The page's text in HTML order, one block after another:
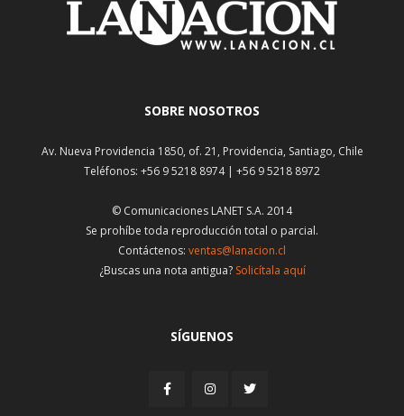
SOBRE NOSOTROS
Av. Nueva Providencia 1850, of. 21, Providencia, Santiago, Chile
Teléfonos: +56 9 5218 8974 | +56 9 5218 8972
© Comunicaciones LANET S.A. 2014
Se prohíbe toda reproducción total o parcial.
Contáctenos: ventas@lanacion.cl
¿Buscas una nota antigua? Solicítala aquí
SÍGUENOS